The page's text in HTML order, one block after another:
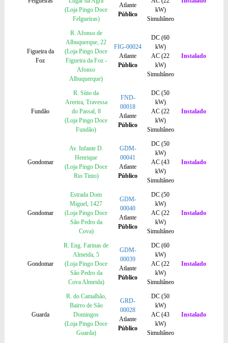
(Loja Pingo Doce
Felgueiras)
Atlante
Público
kW)
Simultâneo
Figueira da
Foz
R. Afonso de
Albuquerque, 22
(Loja Pingo Doce
Figueira da Foz -
Afonso
Albuquerque)
FIG-00024
Atlante
Público
DC (60
kW)
AC (22
kW)
Simultâneo
Instalado
Fundão
R. Sítio da
Areeira, Travessa
do Passal, 8
(Loja Pingo Doce
Fundão)
FND-
00018
Atlante
Público
DC (50
kW)
AC (22
kW)
Simultâneo
Instalado
Gondomar
Av. Infante D.
Henrique
(Loja Pingo Doce
Rio Tinto)
GDM-
00041
Atlante
Público
DC (50
kW)
AC (43
kW)
Simultâneo
Instalado
Gondomar
Estrada Dom
Miguel, 1427
(Loja Pingo Doce
São Pedro da
Cova)
GDM-
00040
Atlante
Público
DC (50
kW)
AC (22
kW)
Simultâneo
Instalado
Gondomar
R. Eng. Farinas de
Almeida, 5
(Loja Pingo Doce
São Pedro da
Cova Almeida)
GDM-
00039
Atlante
Público
DC (60
kW)
AC (22
kW)
Simultâneo
Instalado
Guarda
R. do Camalhão,
Bairro de São
Domingos
(Loja Pingo Doce
Guarda)
GRD-
00028
Atlante
Público
DC (50
kW)
AC (43
kW)
Simultâneo
Instalado